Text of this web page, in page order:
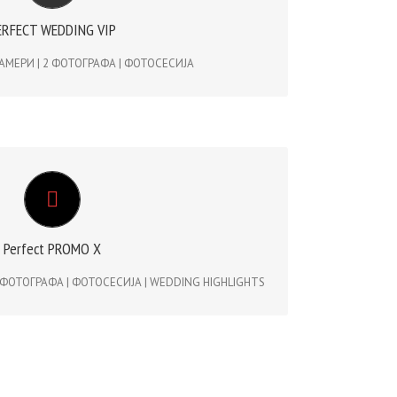
WEDDING VIP
| 2 ФОТОГРАФА | ФОТОСЕСИЈА
| ФОТОСЕСИЈА | WEDDING HIGHLIGHT –
dolly, flycam, tripod, slider…
Perfect PROMO X
| ФОТОСЕСИЈА | WEDDING HIGHLIGHTS
PERFECT PROMO X | 950€
| ФОТОСЕСИЈА | WEDDING HIGHLIGHTS